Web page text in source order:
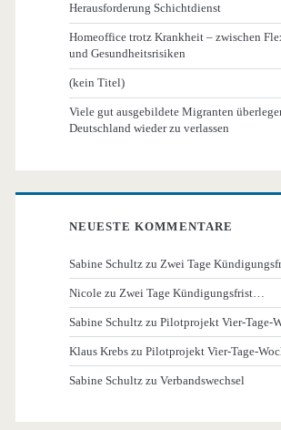
Herausforderung Schichtdienst
Homeoffice trotz Krankheit – zwischen
und Gesundheitsrisiken
(kein Titel)
Viele gut ausgebildete Migranten
Deutschland wieder zu verlassen
NEUESTE KOMMENTARE
Sabine Schultz zu Zwei Tage
Nicole zu Zwei Tage Kündigungsfrist…
Sabine Schultz zuPilotprojekt Vier-Tage-
Klaus Krebs zuPilotprojekt Vier-Tage-
Sabine Schultz zuVerbandswechsel